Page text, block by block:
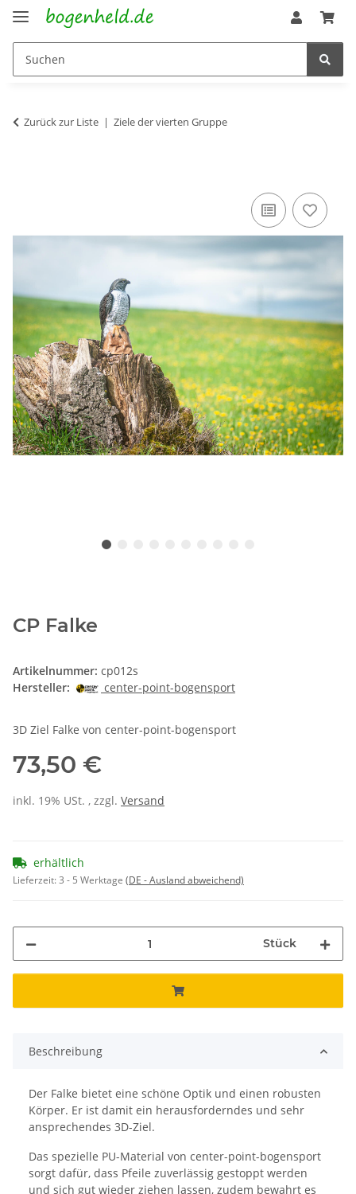
Zurück zur Liste Ziele der vierten Gruppe
CP Falke
Artikelnummer: cp012s
Hersteller:
center-point-bogensport
3D Ziel Falke von center-point-bogensport
73,50 €
inkl. 19% USt. , zzgl. Versand
erhältlich
Lieferzeit:3 - 5 Werktage (DE - Ausland abweichend)
Stück
Beschreibung
Der Falke bietet eine schöne Optik und einen robusten
Körper. Er ist damit ein herausforderndes und sehr
ansprechendes 3D-Ziel.
Das spezielle PU-Material von center-point-bogensport
sorgt dafür, dass Pfeile zuverlässig gestoppt werden
und sich gut wieder ziehen lassen, zudem bewahrt es